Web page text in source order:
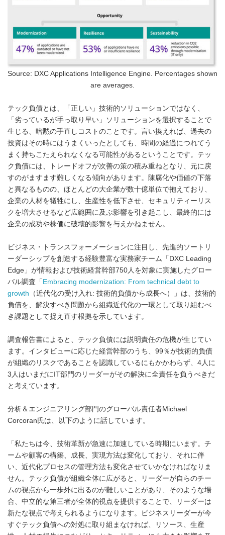
Source: DXC Applications Intelligence Engine. Percentages shown
are averages.
テック負債とは、「正しい」技術的ソリューションではなく、
「劣っているが手っ取り早い」ソリューションを選択することで
生じる、暗黙の手直しコストのことです。言い換えれば、過去の
投資はその時にはうまくいったとしても、時間の経過につれてう
まく持ちこたえられなくなる可能性があるということです。テッ
ク負債には、トレードオフが次善の策の積み重ねとなり、元に戻
すのがますます難しくなる傾向があります。陳腐化や価値の下落
と異なるものの、ほとんどの大企業が数十億単位で抱えており、
企業の人材を犠牲にし、生産性を低下させ、セキュリティーリス
クを増大させるなど広範囲に及ぶ影響を引き起こし、最終的には
企業の成功や株価に破壊的影響を与えかねません。
ビジネス・トランスフォーメーションに注目し、先進的ソートリ
ーダーシップを創造する経験豊富な実務家チーム「DXC Leading
Edge」が情報および技術経営幹部750人を対象に実施したグロー
バル調査「 Embracing modernization: From technical debt to
growth （近代化の受け入れ: 技術的負債から成長へ）」は、技術的
負債を、解決すべき問題から組織近代化の一環として取り組むべ
き課題として捉え直す根拠を示しています。
調査報告書によると、テック負債には説明責任の危機が生じてい
ます。インタビューに応じた経営幹部のうち、99％が技術的負債
が組織のリスクであることを認識しているにもかかわらず、4人に
3人はいまだにIT部門のリーダーがその解決に全責任を負うべきだ
と考えています。
分析＆エンジニアリング部門のグローバル責任者Michael
Corcoran氏は、以下のように話しています。
「私たちは今、技術革新が急速に加速している時期にいます。チ
ームや顧客の構築、成長、実現方法は変化しており、それに伴
い、近代化プロセスの管理方法も変化させていかなければなりま
せん。テック負債が組織全体に広がると、リーダーが自らのチー
ムの視点から一歩外に出るのが難しいことがあり、そのような場
合、中立的な第三者が全体的視点を提供することで、リーダーは
新たな視点で考えられるようになります。ビジネスリーダーが今
すぐテック負債への対処に取り組まなければ、リソース、生産